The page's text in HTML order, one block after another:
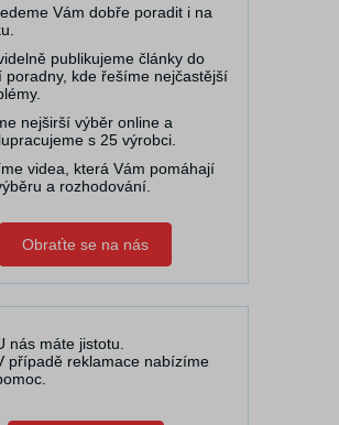
Vám dobře poradit i na
publikujeme články do
poradny, kde řešíme nejčastější
nejširší výběr online a
s 25 výrobci.
videa, která Vám pomáhají
a rozhodování.
Obraťte se na nás
nás máte jistotu.
případě reklamace nabízíme